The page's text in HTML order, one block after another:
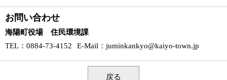
お問い合わせ
海陽町役場 住民環境課
TEL ：0884-73-4152 E-Mail ： juminkankyo@kaiyo-town.jp
戻る